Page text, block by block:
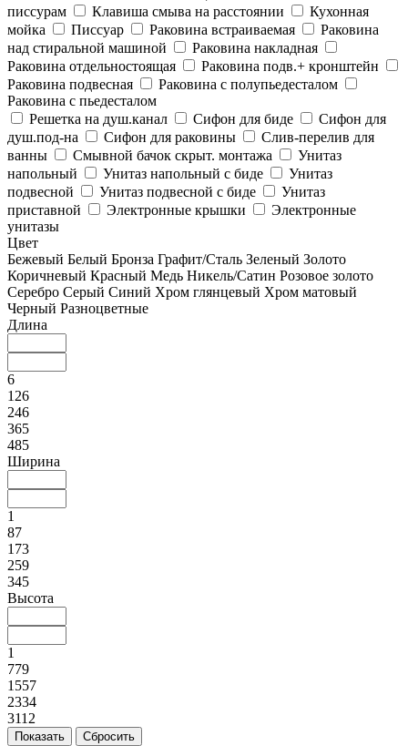
писсурам
Клавиша смыва на расстоянии
Кухонная
мойка
Писсуар Раковина встраиваемая
Раковина
над стиральной машиной
Раковина накладная
Раковина отдельностоящая
Раковина подв.+ кронштейн
Раковина подвесная
Раковина с полупьедесталом
Раковина с пьедесталом
Решетка на душ.канал
Сифон для биде
Сифон для
душ.под-на
Сифон для раковины
Слив-перелив для
ванны
Смывной бачок скрыт. монтажа
Унитаз
напольный
Унитаз напольный с биде
Унитаз
подвесной
Унитаз подвесной с биде
Унитаз
приставной
Электронные крышки
Электронные
унитазы
Цвет
Бежевый Белый Бронза Графит/Сталь Зеленый Золото
Коричневый Красный Медь Никель/Сатин Розовое золото
Серебро Серый Синий Хром глянцевый Хром матовый
Черный Разноцветные
Длина
6
126
246
365
485
Ширина
1
87
173
259
345
Высота
1
779
1557
2334
3112